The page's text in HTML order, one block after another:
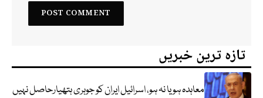
تازہ ترین خبریں
معاہدہ ہو یا نہ ہو، اسرائیل ایران کو جوہری ہتھیارحاصل نہیں